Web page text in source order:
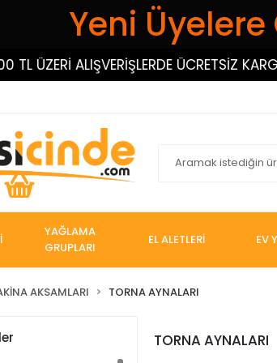
Yeni
ÜZERİ ALIŞVERİŞLERDE ÜCRETSİZ KARGO!
YAĞLAMA
GRUPLARI
EL ALETLERİ EV
AKSAMLARI TORNA AYNALARI
TORNA AYNALARI